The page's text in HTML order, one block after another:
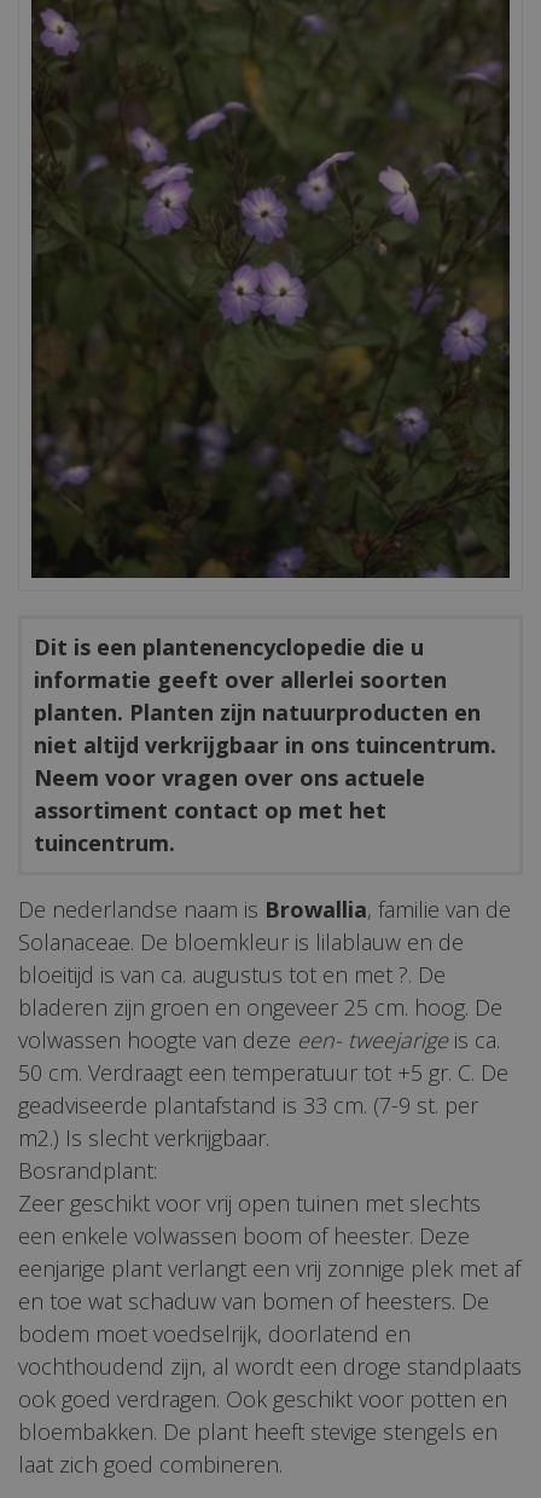
Dit is een plantenencyclopedie die u
informatie geeft over allerlei soorten
planten. Planten zijn natuurproducten en
niet altijd verkrijgbaar in ons tuincentrum.
Neem voor vragen over ons actuele
assortiment contact op met het
tuincentrum.
De nederlandse naam is Browallia, familie van de
Solanaceae. De bloemkleur is lilablauw en de
bloeitijd is van ca. augustus tot en met ?. De
bladeren zijn groen en ongeveer 25 cm. hoog. De
volwassen hoogte van deze een- tweejarigeis ca.
50 cm. Verdraagt een temperatuur tot +5 gr. C. De
geadviseerde plantafstand is 33 cm. (7-9 st. per
m2.) Is slecht verkrijgbaar.
Bosrandplant:
Zeer geschikt voor vrij open tuinen met slechts
een enkele volwassen boom of heester. Deze
eenjarige plant verlangt een vrij zonnige plek met af
en toe wat schaduw van bomen of heesters. De
bodem moet voedselrijk, doorlatend en
vochthoudend zijn, al wordt een droge standplaats
ook goed verdragen. Ook geschikt voor potten en
bloembakken. De plant heeft stevige stengels en
laat zich goed combineren.